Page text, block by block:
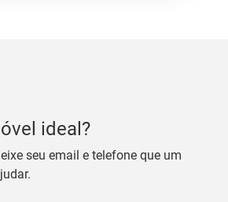
ideal?
seu email e telefone que um